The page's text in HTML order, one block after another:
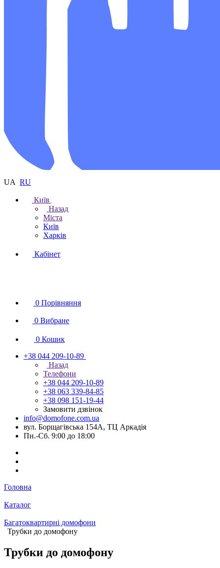
UA RU
Київ
Назад
Міста
Київ
Харків
Кабінет
0 Порівняння
0 Вибране
0 Кошик
+38 044 209-10-89
Назад
Телефони
+38 044 209-10-89
+38 063 339-84-85
+38 098 151-19-44
Замовити дзвінок
info@domofone.com.ua
вул. Борщагівська 154А, ТЦ Аркадія
Пн.-Сб. 9:00 до 18:00
Головна
Каталог
Багатоквартирні домофони
Трубки до домофону
Трубки до домофону